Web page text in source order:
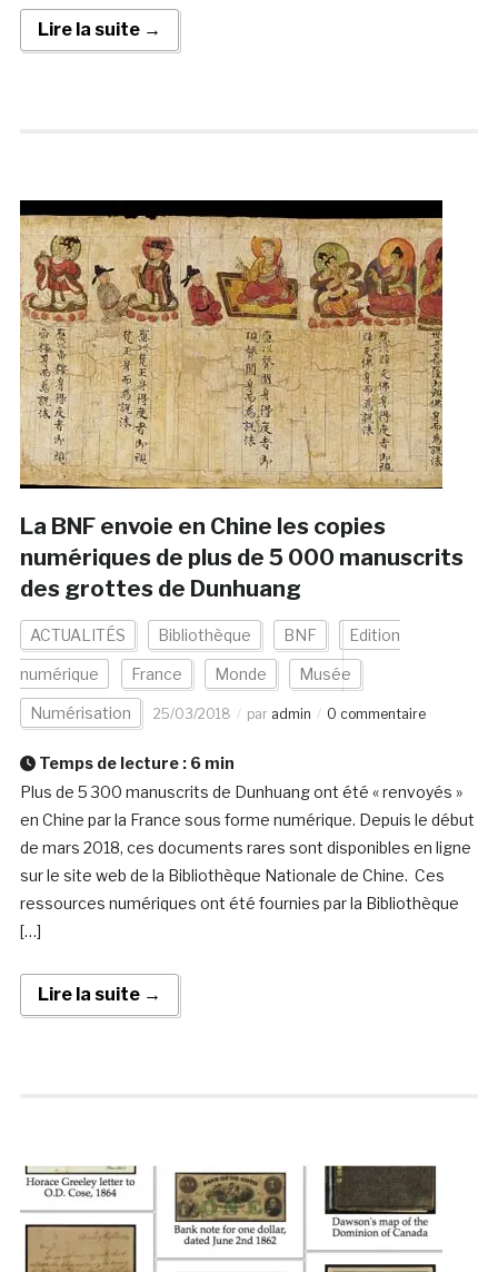
Lire la suite →
La BNF envoie en Chine les copies
numériques de plus de 5 000 manuscrits
des grottes de Dunhuang
ACTUALITÉS Bibliothèque BNF Edition
numérique France Monde Musée
Numérisation 25/03/2018 par admin 0 commentaire
Temps de lecture : 6 min
Plus de 5 300 manuscrits de Dunhuang ont été « renvoyés »
en Chine par la France sous forme numérique. Depuis le début
de mars 2018, ces documents rares sont disponibles en ligne
sur le site web de la Bibliothèque Nationale de Chine. Ces
ressources numériques ont été fournies par la Bibliothèque
[…]
Lire la suite →